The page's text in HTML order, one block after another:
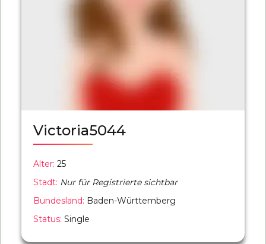
Victoria5044
Alter: 25
Stadt: Nur für Registrierte sichtbar
Bundesland: Baden-Württemberg
Status: Single